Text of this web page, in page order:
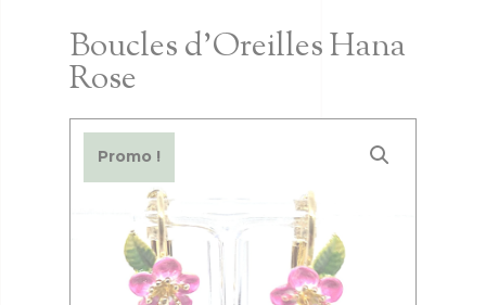
Boucles d’Oreilles Hana
Rose
Promo !